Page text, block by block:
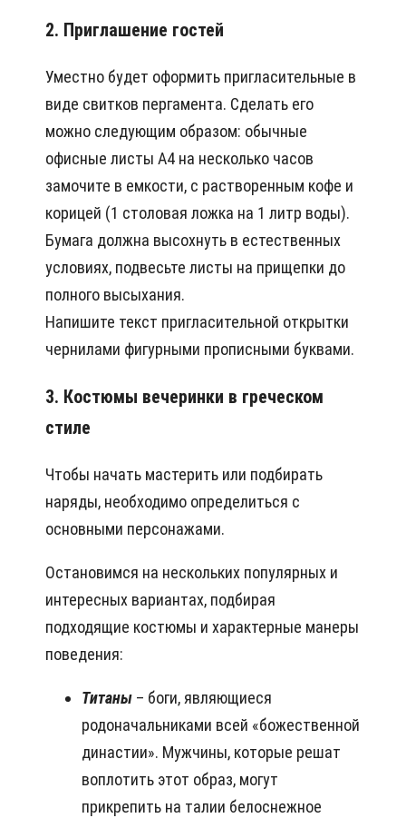
2. Приглашение гостей
Уместно будет оформить пригласительные в
виде свитков пергамента. Сделать его
можно следующим образом: обычные
офисные листы А4 на несколько часов
замочите в емкости, с растворенным кофе и
корицей (1 столовая ложка на 1 литр воды).
Бумага должна высохнуть в естественных
условиях, подвесьте листы на прищепки до
полного высыхания.
Напишите текст пригласительной открытки
чернилами фигурными прописными буквами.
3. Костюмы вечеринки в греческом
стиле
Чтобы начать мастерить или подбирать
наряды, необходимо определиться с
основными персонажами.
Остановимся на нескольких популярных и
интересных вариантах, подбирая
подходящие костюмы и характерные манеры
поведения:
Титаны – боги, являющиеся
родоначальниками всей «божественной
династии». Мужчины, которые решат
воплотить этот образ, могут
прикрепить на талии белоснежное